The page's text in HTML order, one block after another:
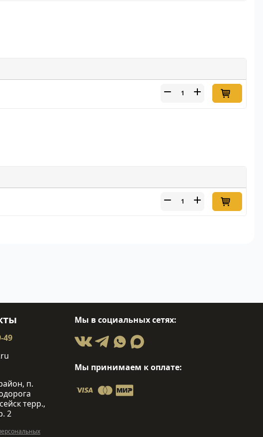
49
п.
терр.,
2
Мы в социальных сетях:
Мы принимаем к оплате: